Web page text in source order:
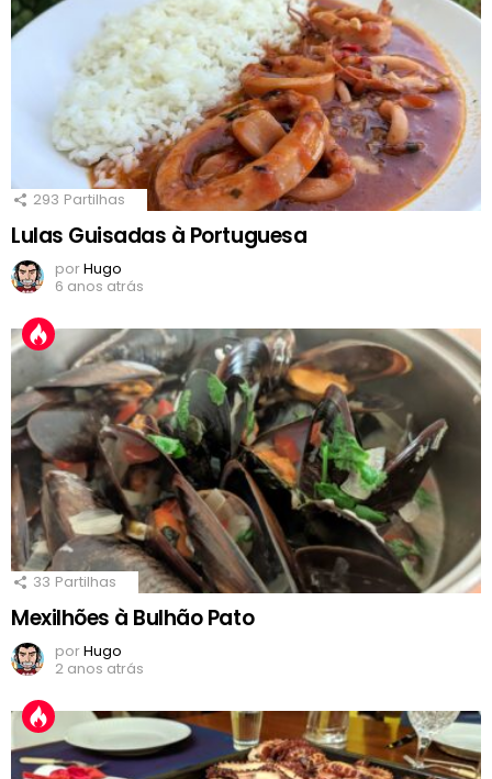
293 Partilhas
Lulas Guisadas à Portuguesa
porHugo
6 anos atrás
33 Partilhas
Mexilhões à Bulhão Pato
porHugo
2 anos atrás